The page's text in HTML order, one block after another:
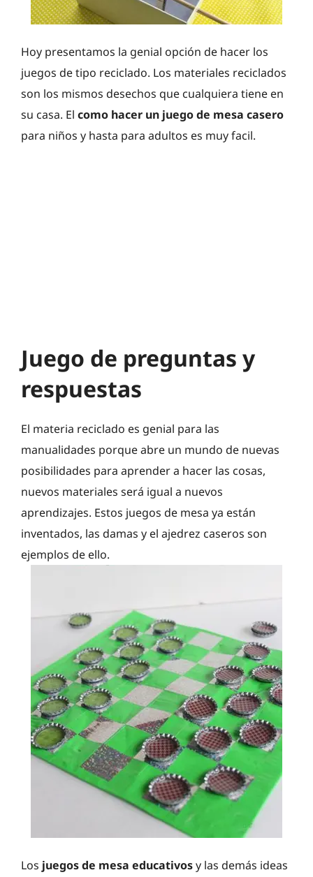
Hoy presentamos la genial opción de hacer los
juegos de tipo reciclado. Los materiales reciclados
son los mismos desechos que cualquiera tiene en
su casa. El como hacer un juego de mesa casero
para niños y hasta para adultos es muy facil.
Juego de preguntas y
respuestas
El materia reciclado es genial para las
manualidades porque abre un mundo de nuevas
posibilidades para aprender a hacer las cosas,
nuevos materiales será igual a nuevos
aprendizajes. Estos juegos de mesa ya están
inventados, las damas y el ajedrez caseros son
ejemplos de ello.
Los juegos de mesa educativosy las demás ideas